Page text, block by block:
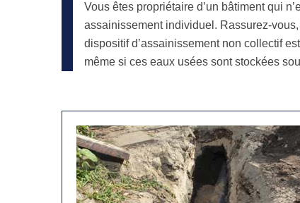
Vous êtes propriétaire d’un bâtiment qui
assainissement individuel. Rassurez-
dispositif d’assainissement non collectif
même si ces eaux usées sont stockées